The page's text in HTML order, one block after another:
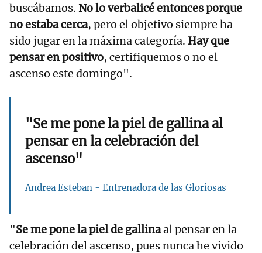
buscábamos. No lo verbalicé entonces porque
no estaba cerca, pero el objetivo siempre ha
sido jugar en la máxima categoría. Hay que
pensar en positivo, certifiquemos o no el
ascenso este domingo".
"Se me pone la piel de gallina al
pensar en la celebración del
ascenso"
Andrea Esteban - Entrenadora de las Gloriosas
"Se me pone la piel de gallinaal pensar en la
celebración del ascenso, pues nunca he vivido